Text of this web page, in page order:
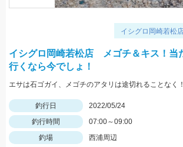
イシグロ岡崎若松
イシグロ岡崎若松店 メゴチ＆キス！当
行くなら今でしょ！
釣行日
2022/05/24
釣行時間
07:00～09:00
釣場
西浦周辺